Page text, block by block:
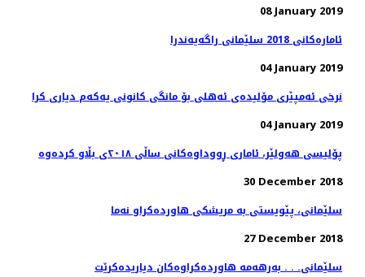
08 January 2019
ئاماره‌كانی 2018 سلێمانی راگه‌یه‌ندرا
04 January 2019
نرخی ئەمپێری مۆلیدەی ئەهلی بۆ مانگی كانونی یەكەم دیاری كرا
04 January 2019
پۆلیسی هەولێر، ئاماری ڕووداوەكانی ساڵی ٢٠١٨ی بڵاو كردەوە
30 December 2018
27 December 2018
سلێمانی. . . به‌رهه‌مه‌ هاورده‌كراوه‌كان دیاریده‌كرێت